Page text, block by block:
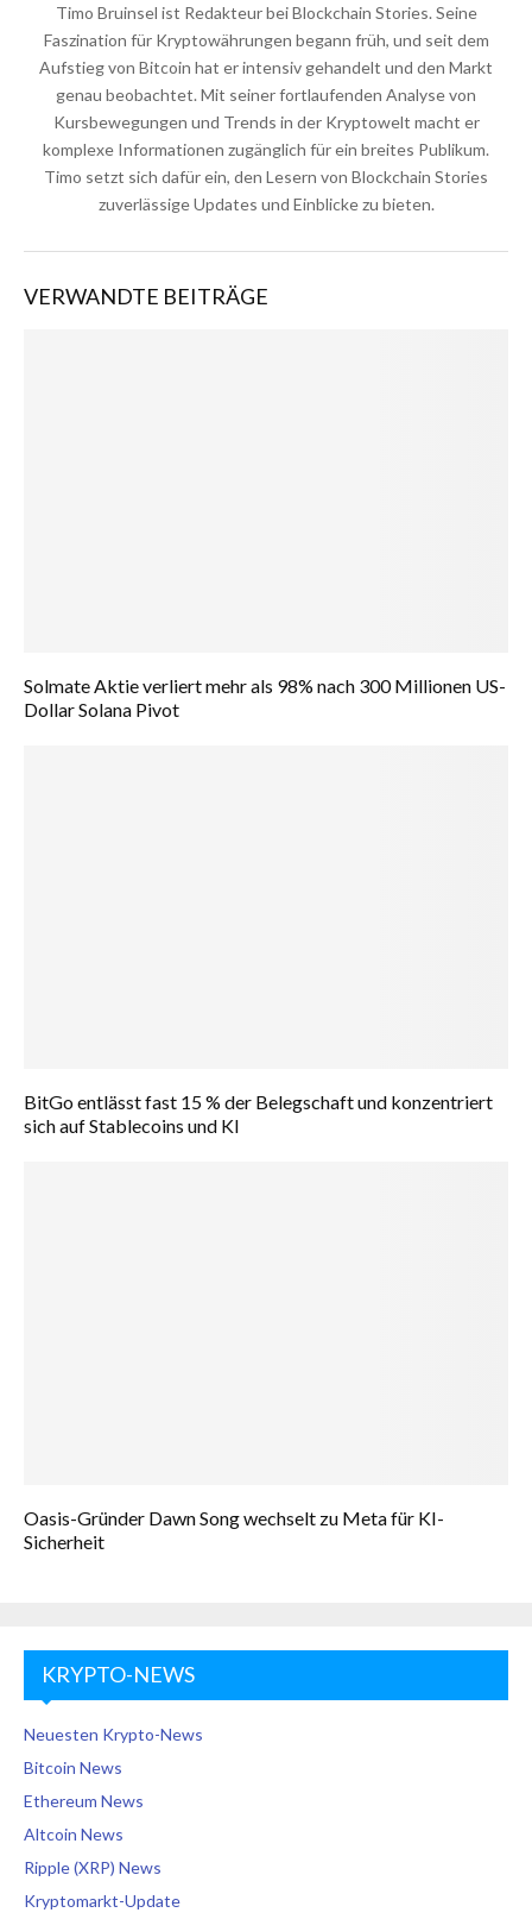
Timo Bruinsel ist Redakteur bei Blockchain Stories. Seine
Faszination für Kryptowährungen begann früh, und seit dem
Aufstieg von Bitcoin hat er intensiv gehandelt und den Markt
genau beobachtet. Mit seiner fortlaufenden Analyse von
Kursbewegungen und Trends in der Kryptowelt macht er
komplexe Informationen zugänglich für ein breites Publikum.
Timo setzt sich dafür ein, den Lesern von Blockchain Stories
zuverlässige Updates und Einblicke zu bieten.
VERWANDTE BEITRÄGE
Solmate Aktie verliert mehr als 98% nach 300 Millionen US-
Dollar Solana Pivot
BitGo entlässt fast 15 % der Belegschaft und konzentriert
sich auf Stablecoins und KI
Oasis-Gründer Dawn Song wechselt zu Meta für KI-
Sicherheit
KRYPTO-NEWS
Neuesten Krypto-News
Bitcoin News
Ethereum News
Altcoin News
Ripple (XRP) News
Kryptomarkt-Update